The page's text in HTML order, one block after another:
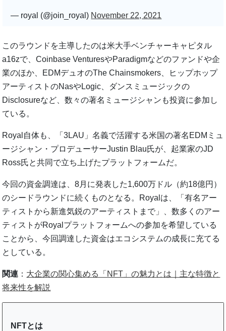
— royal (@join_royal) November 22, 2021
このラウンドを主導したのは米大手ベンチャーキャピタル
a16zで、Coinbase VenturesやParadigmなどのファンドや企
業のほか、EDMデュオのThe Chainsmokers、ヒップホップ
アーティストのNasやLogic、ダンスミュージックの
Disclosureなど、数々の著名ミュージシャンも投資に参加し
ている。
Royal自体も、「3LAU」名義で活躍する米国の著名EDMミュ
ージシャン・プロデューサーJustin Blau氏が、起業家のJD
Ross氏と共同で立ち上げたプラットフォームだ。
今回の資金調達は、8月に発表した1,600万ドル（約18億円）
のシードラウンドに続くものとなる。Royalは、「有名アー
ティストから新進気鋭のアーティストまで」、数多くのアー
ティストがRoyalプラットフォームへの参加を希望している
ことから、今回調達した資金はエコシステムの成長に充てる
としている。
関連 ： 大企業の関心集める「NFT」の魅力とは｜主な特徴と
将来性を解説
NFTとは